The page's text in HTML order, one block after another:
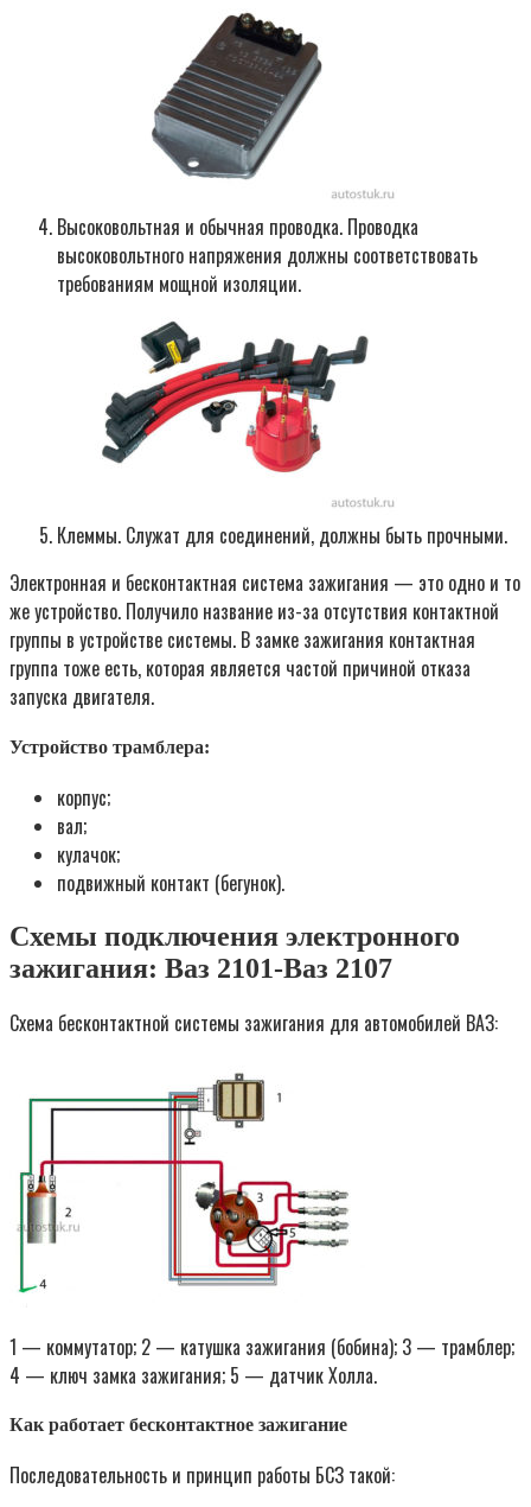
Высоковольтная и обычная проводка. Проводка
высоковольтного напряжения должны соответствовать
требованиям мощной изоляции.
Клеммы. Служат для соединений, должны быть прочными.
Электронная и бесконтактная система зажигания — это одно и то
же устройство. Получило название из-за отсутствия контактной
группы в устройстве системы. В замке зажигания контактная
группа тоже есть, которая является частой причиной отказа
запуска двигателя.
Устройство трамблера:
корпус;
вал;
кулачок;
подвижный контакт (бегунок).
Схемы подключения электронного
зажигания: Ваз 2101-Ваз 2107
Схема бесконтактной системы зажигания для автомобилей ВАЗ:
1 — коммутатор; 2 — катушка зажигания (бобина); 3 — трамблер;
4 — ключ замка зажигания; 5 — датчик Холла.
Как работает бесконтактное зажигание
Последовательность и принцип работы БСЗ такой: